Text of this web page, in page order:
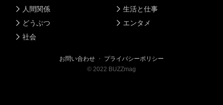
人間関係
どうぶつ
社会
生活と仕事
エンタメ
お問い合わせ ・ プライバシーポリシー
© 2022 BUZZmag